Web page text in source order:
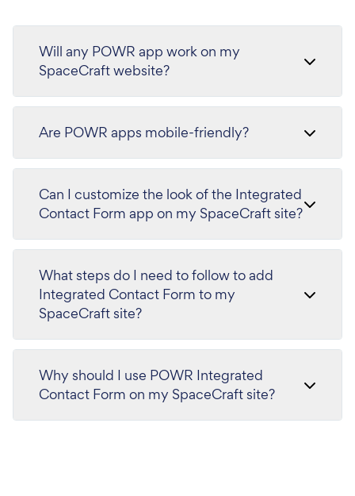
Will any POWR app work on my
SpaceCraft website?
Are POWR apps mobile-friendly?
Can I customize the look of the Integrated
Contact Form app on my SpaceCraft site?
What steps do I need to follow to add
Integrated Contact Form to my
SpaceCraft site?
Why should I use POWR Integrated
Contact Form on my SpaceCraft site?